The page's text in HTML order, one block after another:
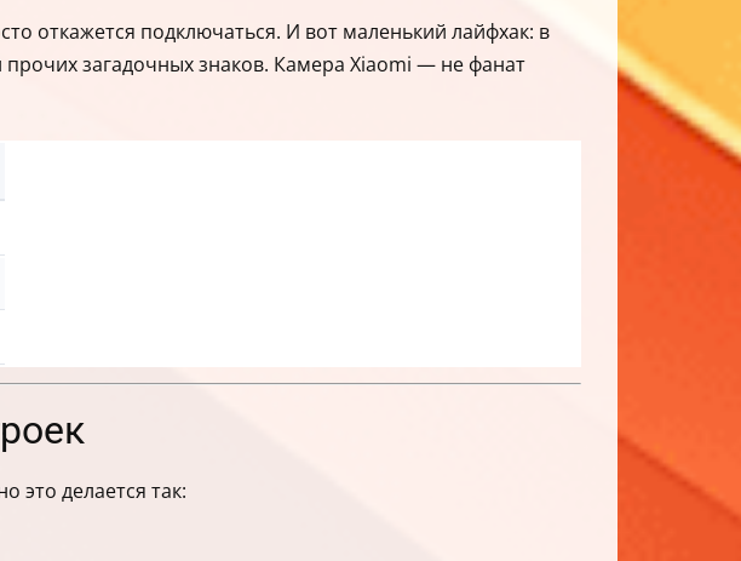
откажется подключаться. И вот маленький лайфхак: в
прочих загадочных знаков. Камера Xiaomi — не фанат
это делается так: